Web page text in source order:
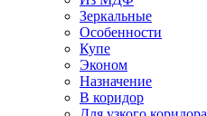
Зеркальные
Особенности
Купе
Эконом
Назначение
В коридор